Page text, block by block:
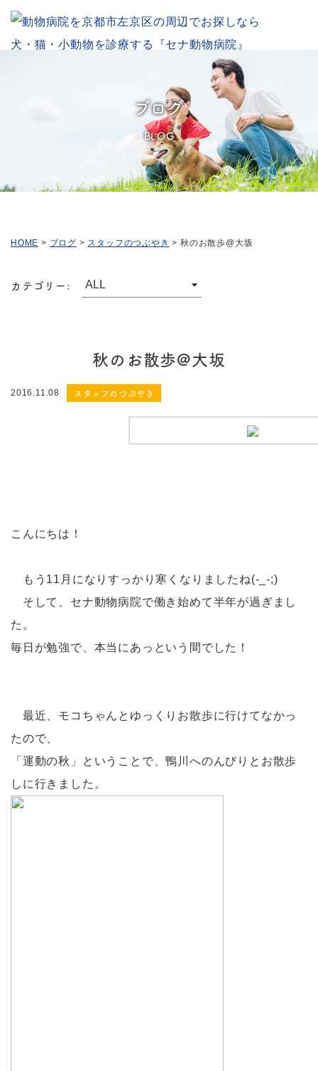
ブログ
BLOG
HOME > ブログ > スタッフのつぶやき >秋のお散歩@大坂
カテゴリー:
秋のお散歩@大坂
2016.11.08 スタッフのつぶやき
こんにちは！
もう11月になりすっかり寒くなりましたね(-_-;)
そして、セナ動物病院で働き始めて半年が過ぎまし
た。
毎日が勉強で、本当にあっという間でした！
最近、モコちゃんとゆっくりお散歩に行けてなかっ
たので、
「運動の秋」ということで、鴨川へのんびりとお散歩
しに行きました。